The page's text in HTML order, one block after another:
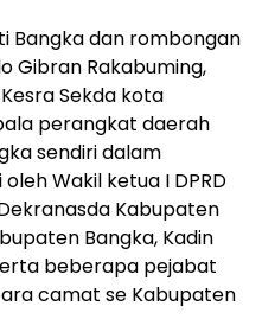
Bangka dan rombongan
Gibran Rakabuming,
Sekda kota
perangkat daerah
sendiri dalam
Wakil ketua I DPRD
Kabupaten
Bangka, Kadin
beberapa pejabat
camat se Kabupaten